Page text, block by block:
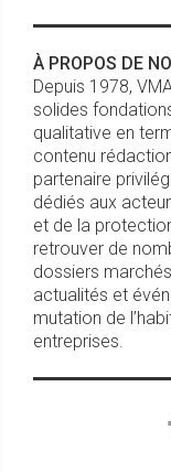
À PROPOS DE
Depuis 1978,
solides
qualitative en
contenu
partenaire
dédiés aux
et de la
retrouver de
dossiers
actualités et
mutation de
entreprises.